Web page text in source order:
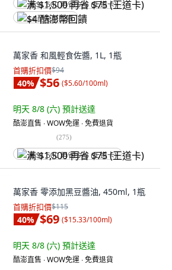
满 $1,500 再省 $75 (王道卡)
$4 酷澎幣回饋
萬家香 和風輕食佐醬, 1L, 1瓶
首購折扣價$94
40% $56 ($5.60/100ml)
明天 8/8 (六) 預計送達
酷澎直售 ∙ WOW免運 ∙ 免費退貨
(275)
满 $1,500 再省 $75 (王道卡)
萬家香 零添加黑豆醬油, 450ml, 1瓶
首購折扣價$115
40% $69 ($15.33/100ml)
明天 8/8 (六) 預計送達
酷澎直售 ∙ WOW免運 ∙ 免費退貨